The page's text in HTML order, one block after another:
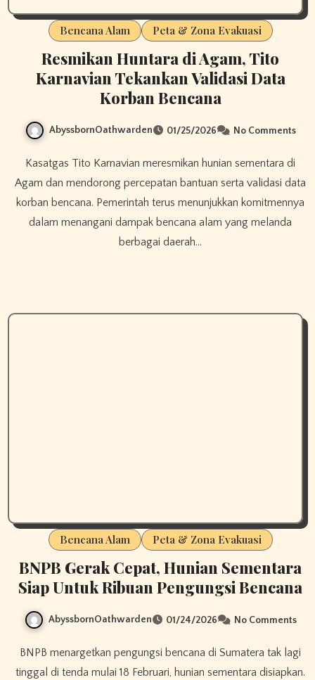
Bencana Alam Peta & Zona Evakuasi
Resmikan Huntara di Agam, Tito
Karnavian Tekankan Validasi Data
Korban Bencana
AbyssbornOathwarden 01/25/2026 No Comments
Kasatgas Tito Karnavian meresmikan hunian sementara di
Agam dan mendorong percepatan bantuan serta validasi data
korban bencana. Pemerintah terus menunjukkan komitmennya
dalam menangani dampak bencana alam yang melanda
berbagai daerah…
Bencana Alam Peta & Zona Evakuasi
BNPB Gerak Cepat, Hunian Sementara
Siap Untuk Ribuan Pengungsi Bencana
AbyssbornOathwarden 01/24/2026 No Comments
BNPB menargetkan pengungsi bencana di Sumatera tak lagi
tinggal di tenda mulai 18 Februari, hunian sementara disiapkan.